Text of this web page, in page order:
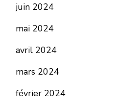
juin 2024
mai 2024
avril 2024
mars 2024
février 2024